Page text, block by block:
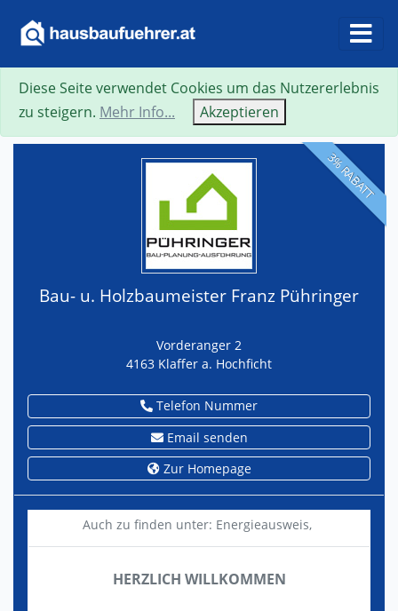
Suche Neue Suche Zurück
3% RABATT
Bau- u. Holzbaumeister Franz Pühringer
Vorderanger 2
4163 Klaffer a. Hochficht
Telefon Nummer
Email senden
Zur Homepage
Auch zu finden unter: Energieausweis,
HERZLICH WILLKOMMEN
Diese Seite verwendet Cookies um das Nutzererlebnis
zu steigern. Mehr Info... Akzeptieren